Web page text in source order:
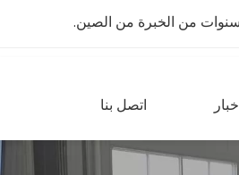
أخبار اتصل بنا